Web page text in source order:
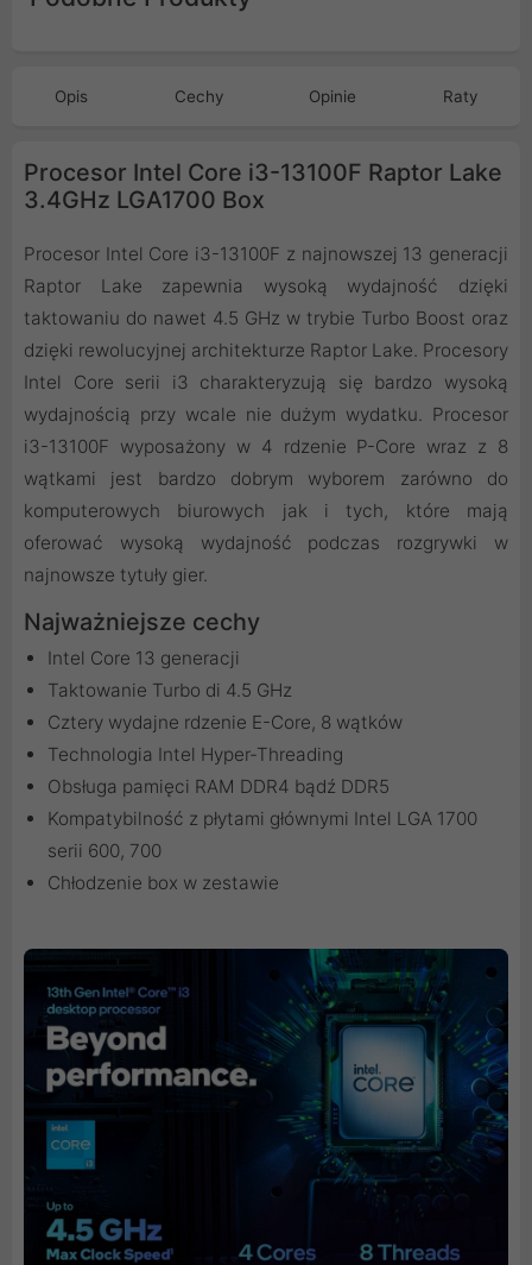
Opis Cechy Opinie Raty
Procesor Intel Core i3-13100F Raptor Lake
3.4GHz LGA1700 Box
Procesor Intel Core i3-13100F z najnowszej 13 generacji
Raptor Lake zapewnia wysoką wydajność dzięki
taktowaniu do nawet 4.5 GHz w trybie Turbo Boost oraz
dzięki rewolucyjnej architekturze Raptor Lake. Procesory
Intel Core serii i3 charakteryzują się bardzo wysoką
wydajnością przy wcale nie dużym wydatku. Procesor
i3-13100F wyposażony w 4 rdzenie P-Core wraz z 8
wątkami jest bardzo dobrym wyborem zarówno do
komputerowych biurowych jak i tych, które mają
oferować wysoką wydajność podczas rozgrywki w
najnowsze tytuły gier.
Najważniejsze cechy
Intel Core 13 generacji
Taktowanie Turbo di 4.5 GHz
Cztery wydajne rdzenie E-Core, 8 wątków
Technologia Intel Hyper-Threading
Obsługa pamięci RAM DDR4 bądź DDR5
Kompatybilność z płytami głównymi Intel LGA 1700
serii 600, 700
Chłodzenie box w zestawie